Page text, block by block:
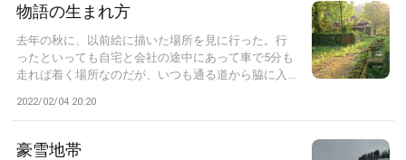
物語の生まれ方
去年の秋に、以前絵に描いた場所を見に行った。行
ったといっても自宅と会社の途中にあって車で5分も
走れば着く場所なのだが、いつも通る道から脇に入...
2022/02/04 20:20
豪雪地帯